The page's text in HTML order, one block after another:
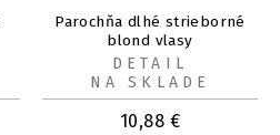
Parochňa dlhé strieborné
blond vlasy
10,88 €
DETAIL
NA SKLADE